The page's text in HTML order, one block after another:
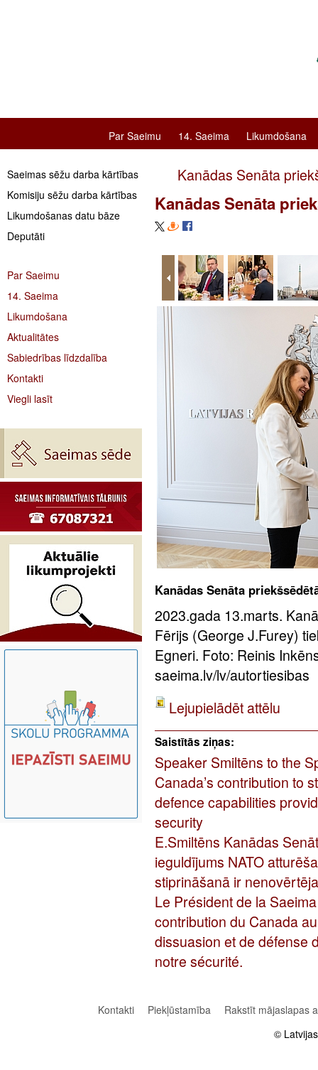
Par Saeimu 14. Saeima Likumdošana
Saeimas sēžu darba kārtības
Komisiju sēžu darba kārtības
Likumdošanas datu bāze
Deputāti
Par Saeimu
14. Saeima
Likumdošana
Aktualitātes
Sabiedrības līdzdalība
Kontakti
Viegli lasīt
Kanādas Senāta
Kanādas Senāta
Kanādas Senāta
2023.gada 13.marts.
Fērijs (George J.Furey)
Egneri. Foto: Reinis
saeima.lv/lv/autortiesibas
Lejupielādēt attēlu
Saistītās ziņas:
Speaker Smiltēns to the
Canada’s contribution to
defence capabilities
security
E.Smiltēns Kanādas
ieguldījums NATO
stiprināšanā ir
Le Président de la
contribution du Canada
dissuasion et de défense
notre sécurité.
Kontakti Piekļūstamība
Rakstīt mājaslapas
©